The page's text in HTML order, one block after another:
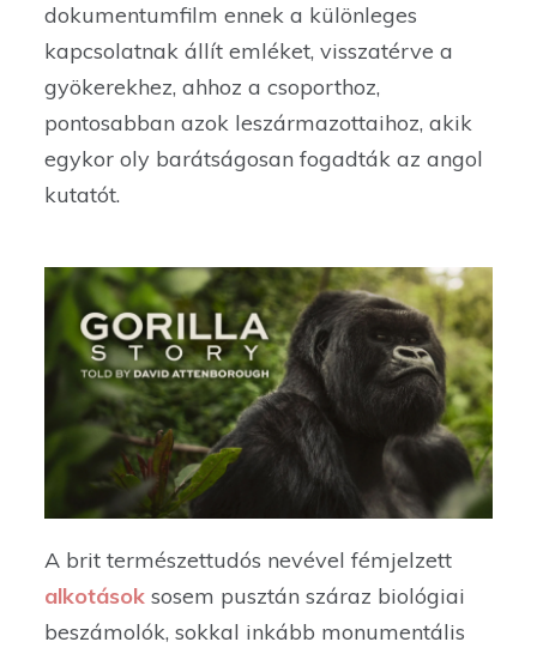
dokumentumfilm ennek a különleges
kapcsolatnak állít emléket, visszatérve a
gyökerekhez, ahhoz a csoporthoz,
pontosabban azok leszármazottaihoz, akik
egykor oly barátságosan fogadták az angol
kutatót.
A brit természettudós nevével fémjelzett
alkotások sosem pusztán száraz biológiai
beszámolók, sokkal inkább monumentális